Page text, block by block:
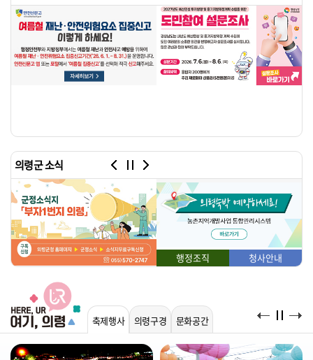
의령군 소식
행정조직 청사안내
축제행사 의령구경 문화공간